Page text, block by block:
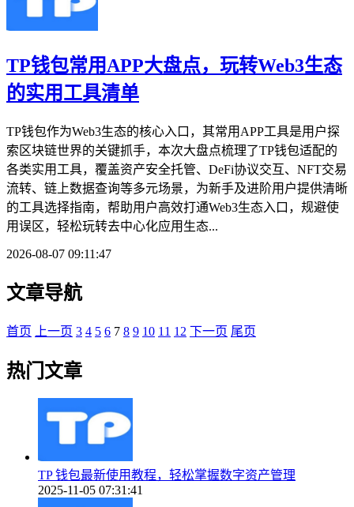
TP钱包常用APP大盘点，玩转Web3生态
的实用工具清单
TP钱包作为Web3生态的核心入口，其常用APP工具是用户探
索区块链世界的关键抓手，本次大盘点梳理了TP钱包适配的
各类实用工具，覆盖资产安全托管、DeFi协议交互、NFT交易
流转、链上数据查询等多元场景，为新手及进阶用户提供清晰
的工具选择指南，帮助用户高效打通Web3生态入口，规避使
用误区，轻松玩转去中心化应用生态...
2026-08-07 09:11:47
文章导航
首页 上一页 3 4 5 6 7 8 9 10 11 12 下一页 尾页
热门文章
TP 钱包最新使用教程，轻松掌握数字资产管理
2025-11-05 07:31:41